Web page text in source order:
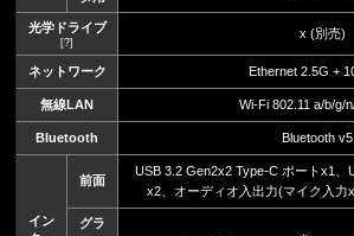
光学ドライブ
[?]
x (別売)
ネットワーク Ethernet 2.5G +
無線LAN Wi-Fi 802.11 a/b/g/
Bluetooth Bluetooth
イン
前面
USB 3.2 Gen2x2 Type-C ポートx1、
x2、オーディオ入出力(マイク入力
グラ